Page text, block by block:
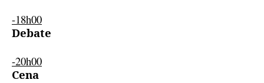
-18h00
Debate
-20h00
Cena